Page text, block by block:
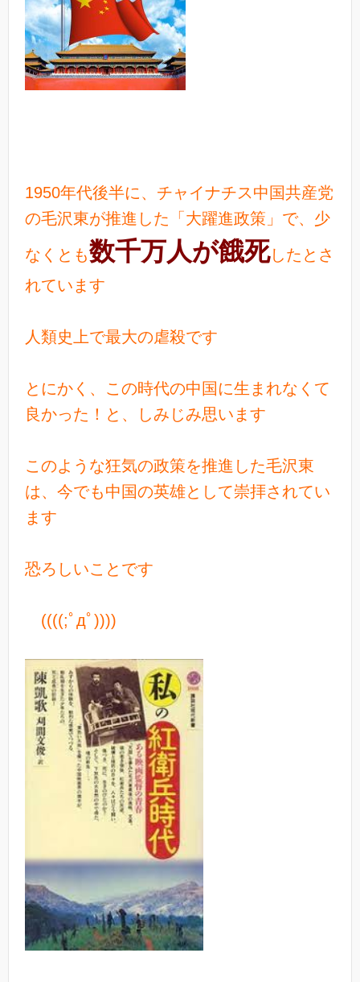
1950年代後半に、チャイナチス中国共産党
の毛沢東が推進した「大躍進政策」で、少
なくとも数千万人が餓死したとさ
れています
人類史上で最大の虐殺です
とにかく、この時代の中国に生まれなくて
良かった！と、しみじみ思います
このような狂気の政策を推進した毛沢東
は、今でも中国の英雄として崇拝されてい
ます
恐ろしいことです
((((;ﾟдﾟ))))